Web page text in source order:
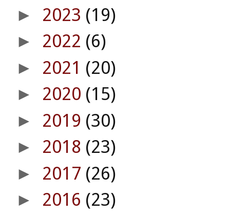
► 2023 (19)
► 2022 (6)
► 2021 (20)
► 2020 (15)
► 2019 (30)
► 2018 (23)
► 2017 (26)
► 2016 (23)